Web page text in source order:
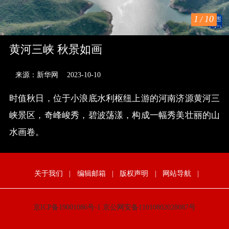
1 /10
黄河三峡 秋景如画
来源：新华网 2023-10-10
时值秋日，位于小浪底水利枢纽上游的河南济源黄河三
峡景区，奇峰峻秀，碧波荡漾，构成一幅秀美壮丽的山
水画卷。
关于我们 | 编辑邮箱 | 版权声明 | 网站导航 |
京ICP备19001086号-1 京公网安备11010802028087号